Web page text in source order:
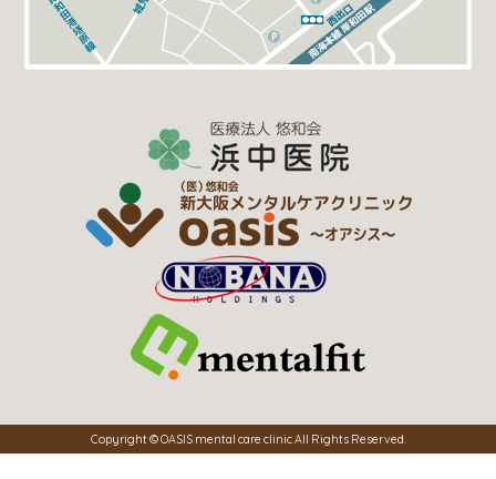
Copyright © OASIS mental care clinic All Rights Reserved.